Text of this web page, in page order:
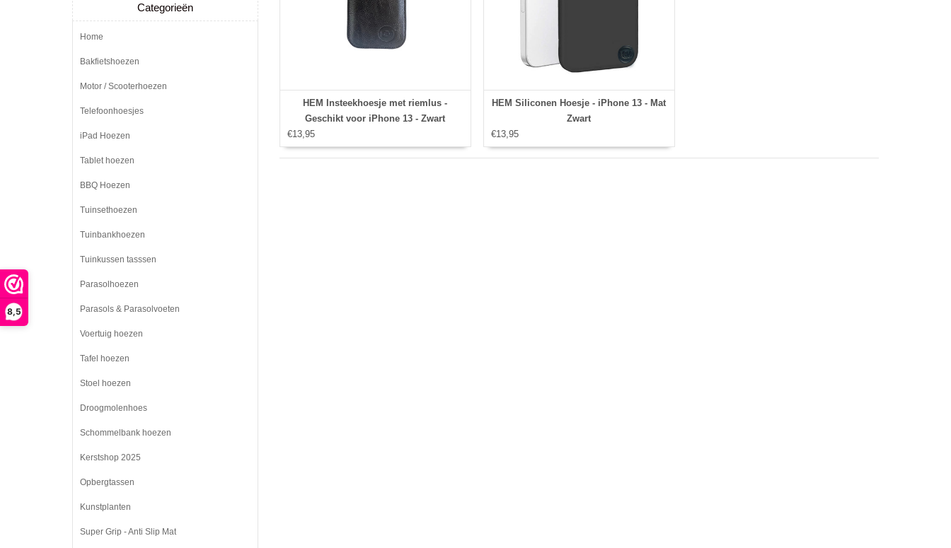
8,5
HEM Insteekhoesje met riemlus -
Geschikt voor iPhone 13 - Zwart
€13,95
HEM Siliconen Hoesje - iPhone 13 - Mat
Zwart
€13,95
Categorieën
Home
Bakfietshoezen
Motor / Scooterhoezen
Telefoonhoesjes
iPad Hoezen
Tablet hoezen
BBQ Hoezen
Tuinsethoezen
Tuinbankhoezen
Tuinkussen tasssen
Parasolhoezen
Parasols & Parasolvoeten
Voertuig hoezen
Tafel hoezen
Stoel hoezen
Droogmolenhoes
Schommelbank hoezen
Kerstshop 2025
Opbergtassen
Kunstplanten
Super Grip - Anti Slip Mat